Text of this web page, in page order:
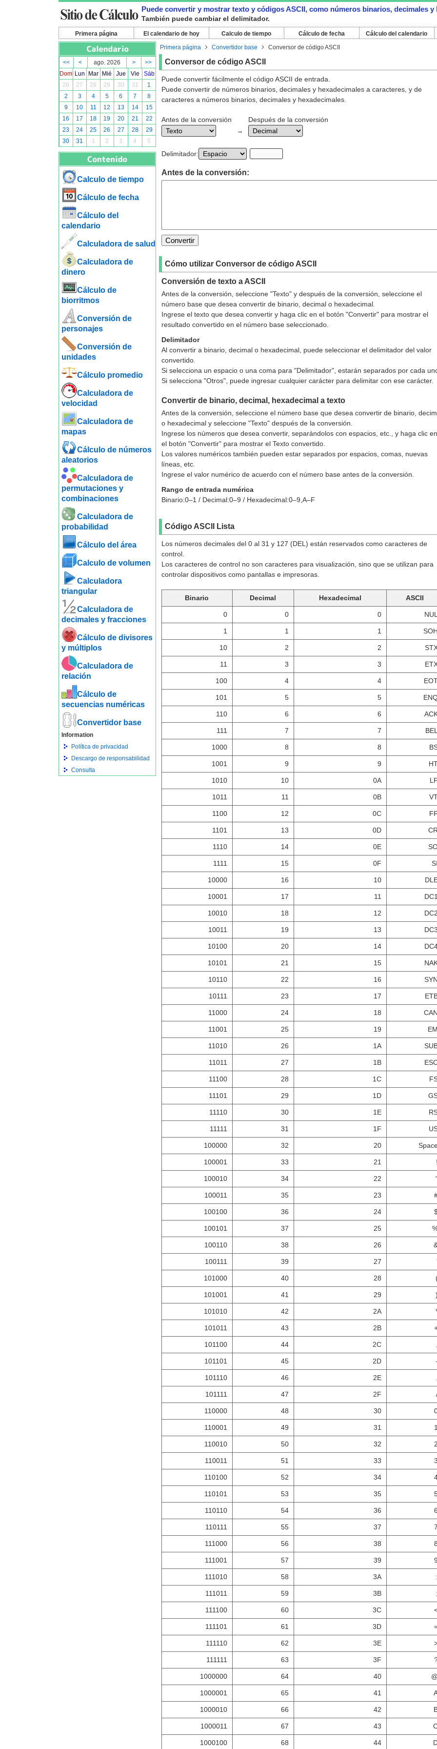
Puede convertir y mostrar texto y códigos ASCII, como números binarios, decimales y
También puede cambiar el delimitador.
Primera página El calendario de hoy Calculo de tiempo Cálculo de fecha Cálculo del calendario
<< < ago. 2026 >
>>
Dom Lun Mar Mié Jue Vie
Sáb
26
27 28 29 30 31
1
2
3 4 5 6 7
8
9
10 11 12 13 14
15
16
17 18 19 20 21
22
23
24 25 26 27 28
29
30
31 1 2 3 4 5
Calculo de tiempo
Cálculo de fecha
Cálculo del
calendario
Calculadora de salud
Calculadora de
dinero
Cálculo de
biorritmos
Conversión de
personajes
Conversión de
unidades
Cálculo promedio
Calculadora de
velocidad
Calculadora de
mapas
Cálculo de números
aleatorios
Calculadora de
permutaciones y
combinaciones
Calculadora de
probabilidad
Cálculo del área
Calculo de volumen
Calculadora
triangular
Calculadora de
decimales y fracciones
Cálculo de divisores
y múltiplos
Calculadora de
relación
Cálculo de
secuencias numéricas
Convertidor base
Information
Política de privacidad
Descargo de responsabilidad
Consulta
Primera página Convertidor base Conversor de código ASCII
Conversor de código ASCII
Puede convertir fácilmente el código ASCII de entrada.
Puede convertir de números binarios, decimales y hexadecimales a caracteres, y de
caracteres a números binarios, decimales y hexadecimales.
Antes de la conversión
→
Después de la conversión
Delimitador:
Antes de la conversión:
Cómo utilizar Conversor de código ASCII
Conversión de texto a ASCII
Antes de la conversión, seleccione "Texto" y después de la conversión, seleccione el
número base que desea convertir de binario, decimal o hexadecimal.
Ingrese el texto que desea convertir y haga clic en el botón "Convertir" para mostrar el
resultado convertido en el número base seleccionado.
Delimitador
Al convertir a binario, decimal o hexadecimal, puede seleccionar el delimitador del valor
convertido.
Si selecciona un espacio o una coma para "Delimitador", estarán separados por cada
Si selecciona "Otros", puede ingresar cualquier carácter para delimitar con ese carácter.
Convertir de binario, decimal, hexadecimal a texto
Antes de la conversión, seleccione el número base que desea convertir de binario,
o hexadecimal y seleccione "Texto" después de la conversión.
Ingrese los números que desea convertir, separándolos con espacios, etc., y haga clic en
el botón "Convertir" para mostrar el Texto ​​convertido.
Los valores numéricos también pueden estar separados por espacios, comas, nuevas
líneas, etc.
Ingrese el valor numérico de acuerdo con el número base antes de la conversión.
Rango de entrada numérica
Binario:0–1 / Decimal:0–9 / Hexadecimal:0–9,A–F
Código ASCII Lista
Los números decimales del 0 al 31 y 127 (DEL) están reservados como caracteres de
control.
Los caracteres de control no son caracteres para visualización, sino que se utilizan para
controlar dispositivos como pantallas e impresoras.
Binario Decimal Hexadecimal ASCII
0 0 0 NUL
1 1 1 SOH
10 2 2
11 3 3
100 4 4
101 5 5
110 6 6
111 7 7 BEL
1000 8 8
1001 9 9
1010 10 0A LF
1011 11 0B
1100 12 0C FF
1101 13 0D CR
1110 14 0E
1111 15 0F SI
10000 16 10
10001 17 11 DC1
10010 18 12 DC2
10011 19 13 DC3
10100 20 14
10101 21 15
10110 22 16 SYN
10111 23 17
11000 24 18 CAN
11001 25 19 EM
11010 26 1A
11011 27 1B
11100 28 1C
11101 29 1D
11110 30 1E
11111 31 1F
100000 32 20
100001 33 21 !
100010 34 22
100011 35 23
100100 36 24
100101 37 25
100110 38 26
100111 39 27 '
101000 40 28
101001 41 29 )
101010 42 2A
101011 43 2B
101100 44 2C
101101 45 2D -
101110 46 2E
101111 47 2F
110000 48 30
110001 49 31 1
110010 50 32 2
110011 51 33 3
110100 52 34
110101 53 35
110110 54 36 6
110111 55 37 7
111000 56 38 8
111001 57 39 9
111010 58 3A :
111011 59 3B ;
111100 60 3C
111101 61 3D
111110 62 3E
111111 63 3F
1000000 64 40 @
1000001 65 41
1000010 66 42
1000011 67 43
1000100 68 44